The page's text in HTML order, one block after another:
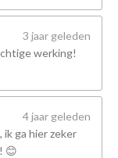
3 jaar geleden
werking!
4 jaar geleden
ga hier zeker
😊